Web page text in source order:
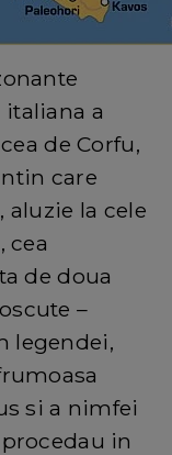
a
de Corfu,
care
aluzie la cele
cea
de doua
–
legendei,
si a nimfei
in